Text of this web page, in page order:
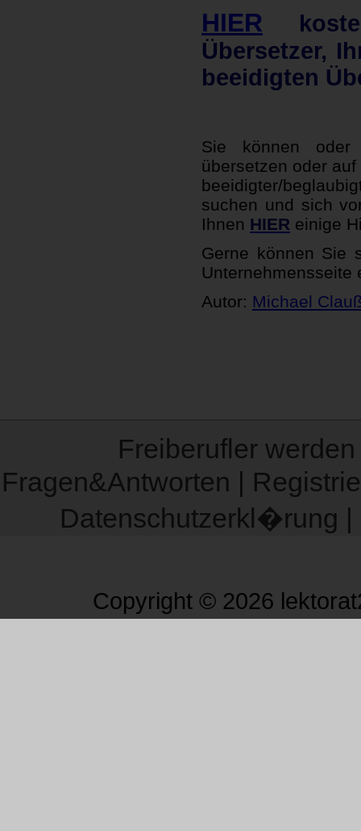
HIER
Übersetzer,
beeidigten
Sie können oder
übersetzen oder
beeidigter/
suchen und sich
Ihnen HIER einige
Gerne können Sie
Unternehmensseite
Autor: Michael
Freiberufler werden
Fragen&Antworten |
Datenschutzerkl�rung |
Copyright © 2026